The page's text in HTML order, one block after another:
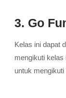
3. Go
Kelas ini dapat
mengikuti kelas
untuk